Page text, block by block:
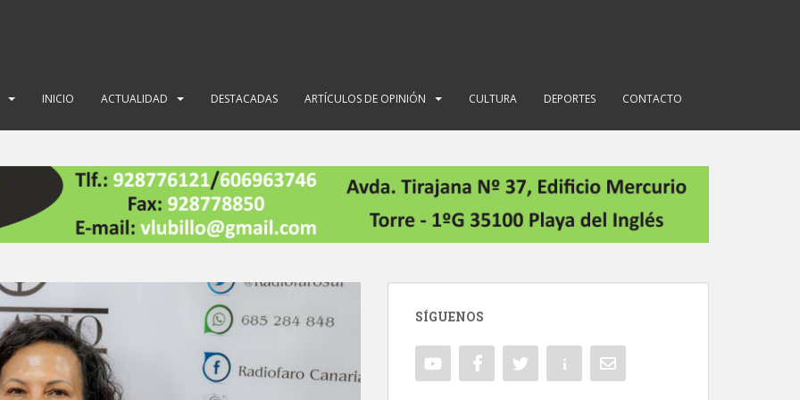
INICIO ACTUALIDAD DESTACADAS ARTÍCULOS DE OPINIÓN CULTURA DEPORTES CONTACTO
SÍGUENOS